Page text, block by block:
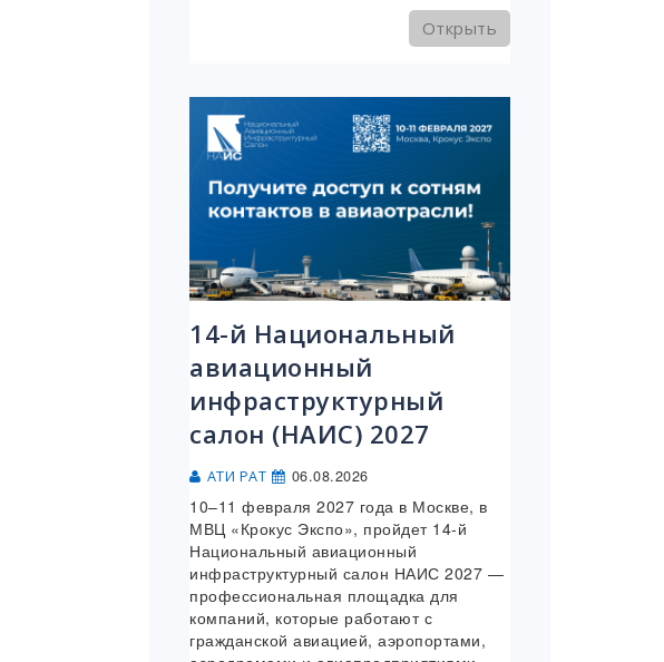
Открыть
14-й Национальный
авиационный
инфраструктурный
салон (НАИС) 2027
АТИ РАТ 06.08.2026
10–11 февраля 2027 года в Москве, в
МВЦ «Крокус Экспо», пройдет 14-й
Национальный авиационный
инфраструктурный салон НАИС 2027 —
профессиональная площадка для
компаний, которые работают с
гражданской авиацией, аэропортами,